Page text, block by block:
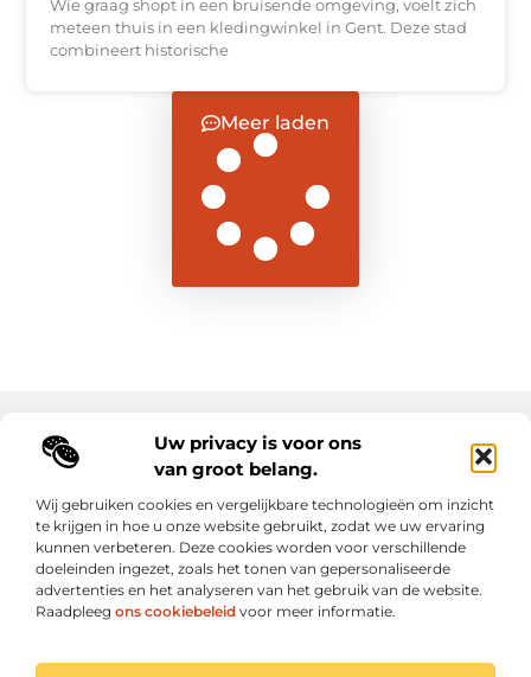
Uw privacy is voor ons
van groot belang.
Wij gebruiken cookies en vergelijkbare technologieën om inzicht
te krijgen in hoe u onze website gebruikt, zodat we uw ervaring
kunnen verbeteren. Deze cookies worden voor verschillende
doeleinden ingezet, zoals het tonen van gepersonaliseerde
advertenties en het analyseren van het gebruik van de website.
Raadpleeg ons cookiebeleid voor meer informatie.
Wie graag shopt in een bruisende omgeving, voelt zich
meteen thuis in een kledingwinkel in Gent. Deze stad
combineert historische
Meer laden
Main Links
Elke dag een sprankel inspiratie op letroumaulin.be
Praktisch, persoonlijk en positief.